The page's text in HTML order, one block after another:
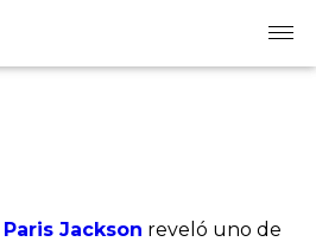
Paris Jackson reveló uno de